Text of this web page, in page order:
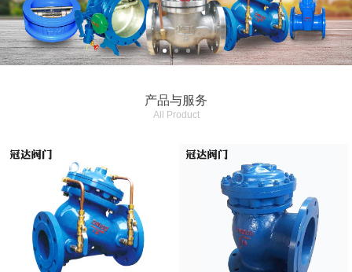
产品与服务
All Product
水力控制阀
多功能水泵控制阀
电动阀
闸阀
排气阀
关于我们
新闻动态